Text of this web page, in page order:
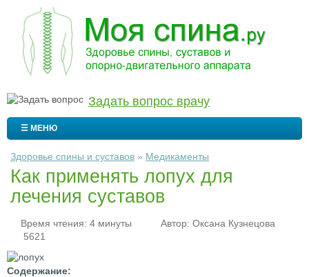
Задать вопрос врачу
☰ МЕНЮ
Здоровье спины и суставов » Медикаменты
Как применять лопух для
лечения суставов
Время чтения: 4 минуты Автор: Оксана Кузнецова
5621
Содержание: